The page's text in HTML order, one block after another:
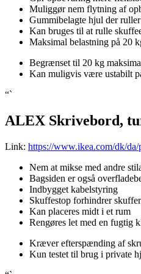
Muliggør nem flytning af
Gummibelagte hjul der
Kan bruges til at rulle
Maksimal belastning på 20
Begrænset til 20 kg
Kan muligvis være ustabilt
“`
ALEX Skrivebord,
Link: https://www.ikea.com/dk/
Nem at mikse med andre
Bagsiden er også
Indbygget kabelstyring
Skuffestop forhindrer
Kan placeres midt i et rum
Rengøres let med en fugtig
Kræver efterspænding af
Kun testet til brug i private